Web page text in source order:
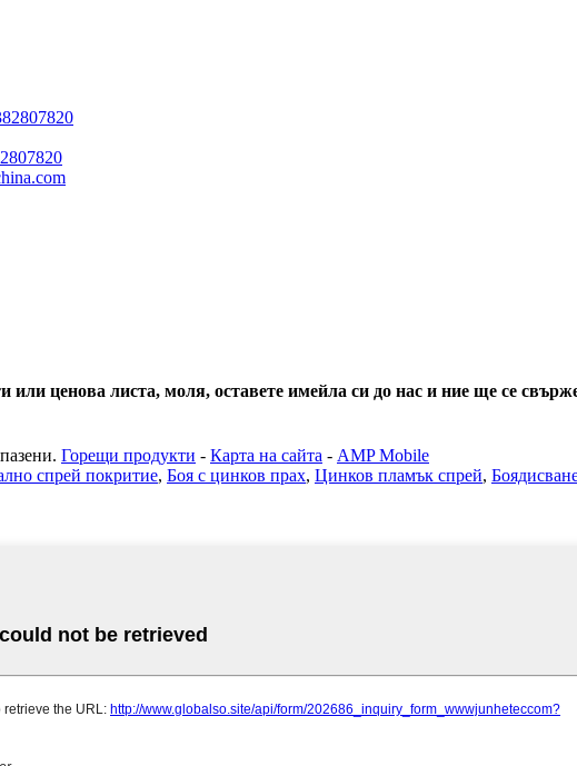
или ценова листа, моля, оставете имейла си до нас и ние ще се
Горещи продукти - Карта на сайта - AMP Mobile
спрей покритие, Боя с цинков прах, Цинков пламък спрей,